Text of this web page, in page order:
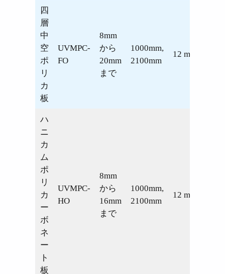
四
層
中
空
ポ
リ
カ
板
UVMPC-
FO
8mm
から
20mm
まで
1000mm,
2100mm
12 m
ハ
ニ
カ
ム
ポ
リ
カ
ー
ボ
ネ
ー
ト
板
UVMPC-
HO
8mm
から
16mm
まで
1000mm,
2100mm
12 m